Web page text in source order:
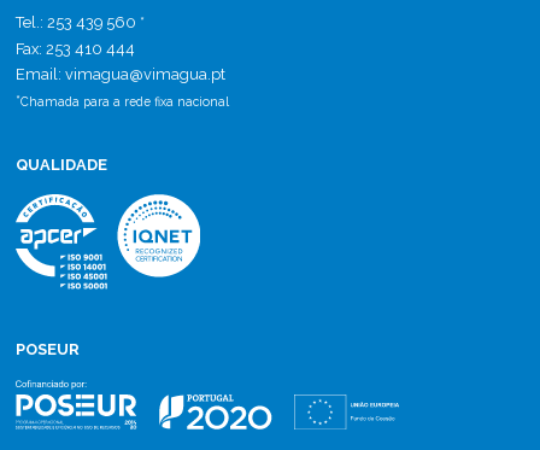
Tel.: 253 439 560 *
Fax: 253 410 444
Email: vimagua@vimagua.pt
*Chamada para a rede fixa nacional
QUALIDADE
POSEUR